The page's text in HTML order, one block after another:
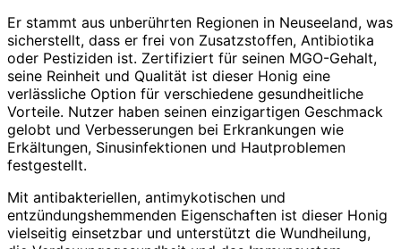
Er stammt aus unberührten Regionen in Neuseeland, was
sicherstellt, dass er frei von Zusatzstoffen, Antibiotika
oder Pestiziden ist. Zertifiziert für seinen MGO-Gehalt,
seine Reinheit und Qualität ist dieser Honig eine
verlässliche Option für verschiedene gesundheitliche
Vorteile. Nutzer haben seinen einzigartigen Geschmack
gelobt und Verbesserungen bei Erkrankungen wie
Erkältungen, Sinusinfektionen und Hautproblemen
festgestellt.
Mit antibakteriellen, antimykotischen und
entzündungshemmenden Eigenschaften ist dieser Honig
vielseitig einsetzbar und unterstützt die Wundheilung,